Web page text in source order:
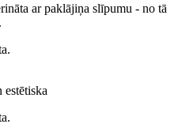
ar paklājiņa slīpumu - no tā